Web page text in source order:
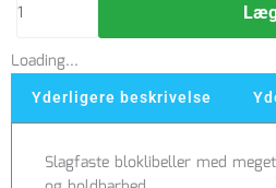
60
antal
Loading...
Yderligere beskrivelse
Slagfaste bloklibeller med